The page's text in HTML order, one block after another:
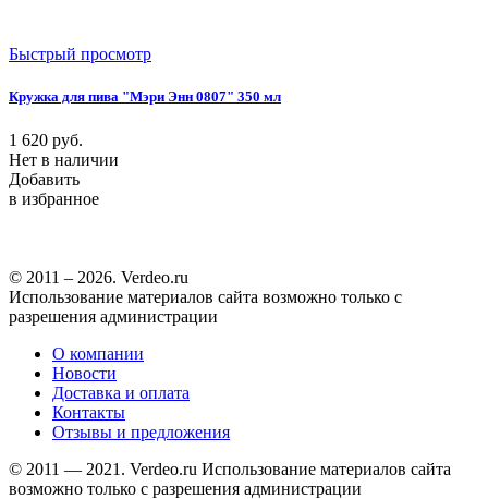
Быстрый просмотр
Кружка для пива "Мэри Энн 0807" 350 мл
1 620 руб.
Нет в наличии
Добавить
в избранное
© 2011 – 2026. Verdeo.ru
Использование материалов сайта возможно только с
разрешения администрации
О компании
Новости
Доставка и оплата
Контакты
Отзывы и предложения
© 2011 — 2021. Verdeo.ru Использование материалов сайта
возможно только с разрешения администрации